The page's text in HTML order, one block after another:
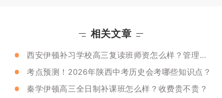
相关文章
西安伊顿补习学校高三复读班师资怎么样？管理严格吗？
考点预测！2026年陕西中考历史会考哪些知识点？
秦学伊顿高三全日制补课班怎么样？收费贵不贵？